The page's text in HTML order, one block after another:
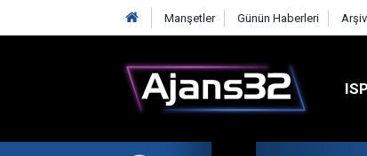
Manşetler Günün Haberleri Arşiv